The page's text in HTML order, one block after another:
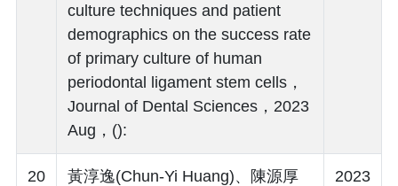
culture techniques and patient
demographics on the success rate
of primary culture of human
periodontal ligament stem cells，
Journal of Dental Sciences，2023
Aug，():
20
黃淳逸(Chun-Yi Huang)、陳源厚
2023